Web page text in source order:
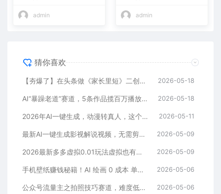
admin admin
猜你喜欢
【夯爆了】在头条做《家长里短》二创小故事，这个月收益2w+ 2026-05-18
AI“暴躁老道”赛道，5条作品揽百万播放！（附变现全攻略） 2026-05-18
2026年AI一键生成，动漫转真人，这个月靠这个AI赚了2W+ 2026-05-11
最新AI一键生成影视解说视频，无需剪辑3分钟1条，条条爆款，多平台变现日入2000+ 2026-05-09
2026最新多多虚拟0.01玩法虚拟也有新门路轻松日入2500! 2026-05-09
手机壁纸赚钱秘籍！AI 绘画 0 成本 单店狂销 3.8 万单 2026-05-06
公众号流量主之拍照技巧赛道，难度低+流量大，起号第一篇就爆了10w阅读！ 2026-05-06